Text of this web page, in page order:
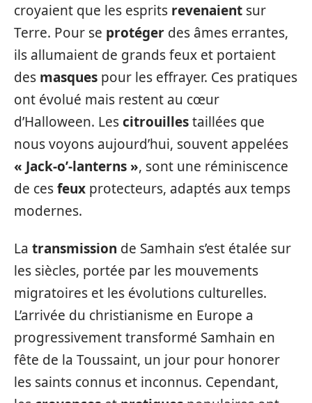
croyaient que les esprits revenaient sur
Terre. Pour se protéger des âmes errantes,
ils allumaient de grands feux et portaient
des masques pour les effrayer. Ces pratiques
ont évolué mais restent au cœur
d’Halloween. Lescitrouillestaillées que
nous voyons aujourd’hui, souvent appelées
« Jack-o’-lanterns », sont une réminiscence
de cesfeux protecteurs, adaptés aux temps
modernes.
La transmission de Samhain s’est étalée sur
les siècles, portée par les mouvements
migratoires et les évolutions culturelles.
L’arrivée du christianisme en Europe a
progressivement transformé Samhain en
fête de la Toussaint, un jour pour honorer
les saints connus et inconnus. Cependant,